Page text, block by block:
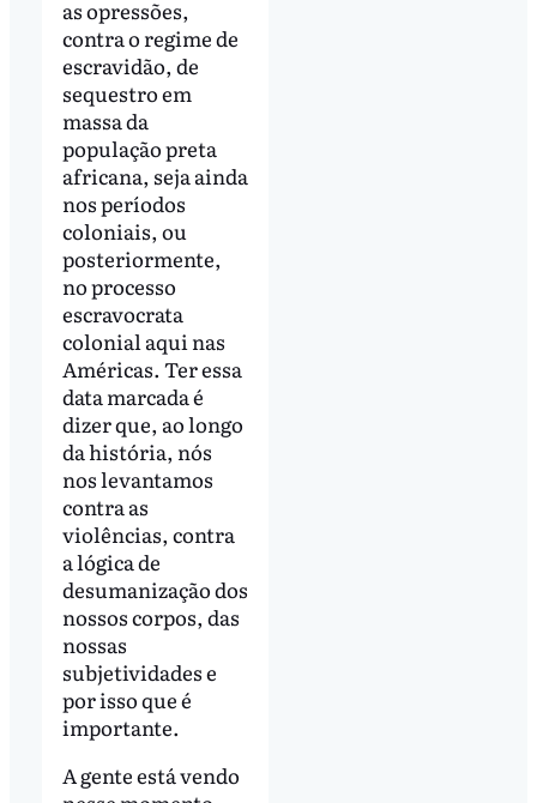
as opressões,
contra o regime de
escravidão, de
sequestro em
massa da
população preta
africana, seja ainda
nos períodos
coloniais, ou
posteriormente,
no processo
escravocrata
colonial aqui nas
Américas. Ter essa
data marcada é
dizer que, ao longo
da história, nós
nos levantamos
contra as
violências, contra
a lógica de
desumanização dos
nossos corpos, das
nossas
subjetividades e
por isso que é
importante.
A gente está vendo